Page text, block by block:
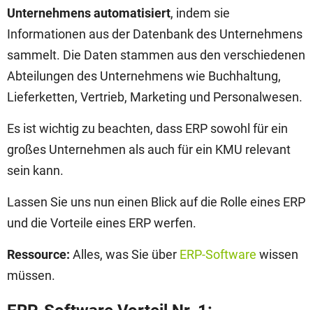
Unternehmens automatisiert, indem sie
Informationen aus der Datenbank des Unternehmens
sammelt. Die Daten stammen aus den verschiedenen
Abteilungen des Unternehmens wie Buchhaltung,
Lieferketten, Vertrieb, Marketing und Personalwesen.
Es ist wichtig zu beachten, dass ERP sowohl für ein
großes Unternehmen als auch für ein KMU relevant
sein kann.
Lassen Sie uns nun einen Blick auf die Rolle eines ERP
und die Vorteile eines ERP werfen.
Ressource: Alles, was Sie über ERP-Software wissen
müssen.